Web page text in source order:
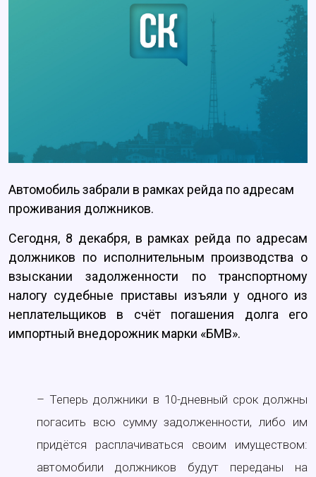
Автомобиль забрали в рамках рейда по адресам
проживания должников.
Сегодня, 8 декабря, в рамках рейда по адресам
должников по исполнительным производства о
взыскании задолженности по транспортному
налогу судебные приставы изъяли у одного из
неплательщиков в счёт погашения долга его
импортный внедорожник марки «БМВ».
– Теперь должники в 10-дневный срок должны
погасить всю сумму задолженности, либо им
придётся расплачиваться своим имуществом:
автомобили должников будут переданы на